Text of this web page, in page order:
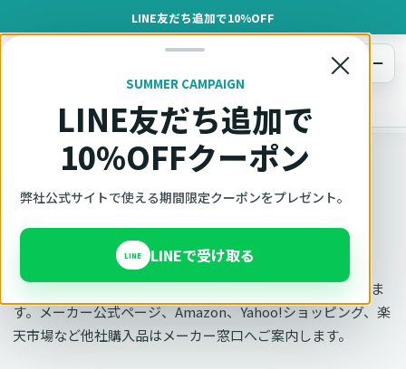
LINE友だち追加で10%OFF
×
SUMMER CAMPAIGN
LINE友だち追加で
10%OFFクーポン
弊社公式サイトで使える期間限定クーポンをプレゼント。
LINE LINEで受け取る
オットキャスト
メニュー
お問い合わせ
OTTOCAST正規販売代理店 AZGATE株式会社
お問い合わせ
購入前の相談と弊社購入品のサポートはAzgate窓口で承りま
す。メーカー公式ページ、Amazon、Yahoo!ショッピング、楽
天市場など他社購入品はメーカー窓口へご案内します。